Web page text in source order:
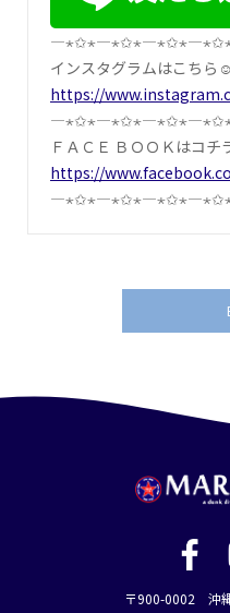
インスタグラムはこち
https://
ＦＡＣＥ ＢＯＯＫはコ
https://
〒900-0002 沖